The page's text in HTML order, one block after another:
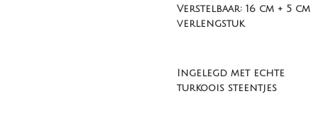
Verstelbaar: 16 cm + 5 cm
verlengstuk
Ingelegd met echte
turkoois steentjes